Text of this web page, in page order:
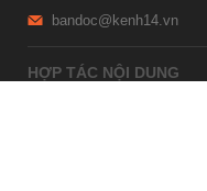
bandoc@kenh14.vn
HỢP TÁC NỘI DUNG